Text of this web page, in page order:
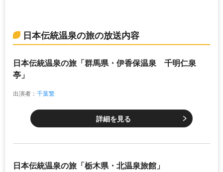
日本伝統温泉の旅の放送内容
日本伝統温泉の旅「群馬県・伊香保温泉 千明仁泉
亭」
出演者： 千葉繁
詳細を見る
日本伝統温泉の旅「栃木県・北温泉旅館」